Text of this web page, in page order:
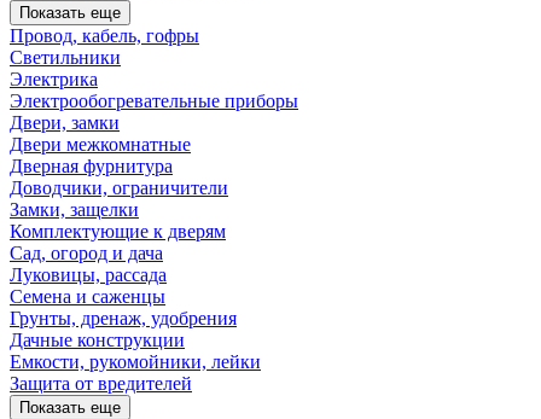
Показать еще
Провод, кабель, гофры
Светильники
Электрика
Электрообогревательные приборы
Двери, замки
Двери межкомнатные
Дверная фурнитура
Доводчики, ограничители
Замки, защелки
Комплектующие к дверям
Сад, огород и дача
Луковицы, рассада
Семена и саженцы
Грунты, дренаж, удобрения
Дачные конструкции
Емкости, рукомойники, лейки
Защита от вредителей
Показать еще